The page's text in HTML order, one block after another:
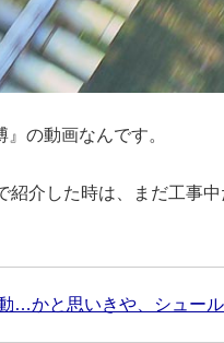
』の動画なんです。
紹介した時は、まだ工事
…かと思いきや、シュール